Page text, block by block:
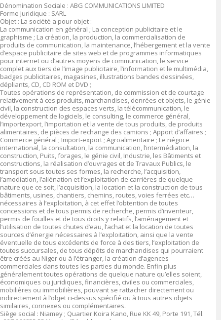
Dénomination Sociale : ABG COMMUNICATIONS LIMITED
Forme Juridique : SARL
Objet : La société a pour objet :
La communication en général ; La conception publicitaire et le
graphisme ; La création, la production, la commercialisation de
produits de communication, la maintenance, l’hébergement et la vente
d’espace publicitaire de sites web et de programmes informatiques
pour internet ou d’autres moyens de communication, le service
complet aux tiers de l’image publicitaire, l’information et le multimédia,
badges publicitaires, magasines, illustrations bandes dessinées,
dépliants, CD, CD ROM et DVD ;
Toutes opérations de représentation, de commission et de courtage
relativement à ces produits, marchandises, denrées et objets, le génie
civil, la construction des espaces verts, la télécommunication, le
développement de logiciels, le consulting, le commerce général,
l’importexport, l’importation et la vente de tous produits, de produits
alimentaires, de pièces de rechange des camions ; Apport d’affaires ;
Commerce général ; Import-export ; Agroalimentaire ; Le négoce
international, la consultation, la communication, l’intermédiation, la
construction, Puits, forages, le génie civil, Industrie, les Bâtiments et
constructions, la réalisation d’ouvrages et de Travaux Publics, le
transport sous toutes ses formes, la recherche, l’acquisition,
l’amodiation, l’aliénation et l’exploitation de carrières de quelque
nature que ce soit, l’acquisition, la location et la construction de tous
bâtiments, usines, chantiers, chemins, routes, voies ferrées etc…
nécessaires à l’exploitation, à cet effet l’obtention de toutes
concessions et de tous permis de recherche, permis d’inventeur,
permis de fouilles et de tous droits y relatifs, l’aménagement et
l’utilisation de toutes chutes d’eau, l’achat et la location de toutes
sources d’énergie nécessaires à l’exploitation, ainsi que la vente
éventuelle de tous excédents de force à des tiers, l’exploitation de
toutes succursales, de tous dépôts de marchandises qui pourraient
être créés au Niger ou à l’étranger, la création d’agences
commerciales dans toutes les parties du monde. Enfin plus
généralement toutes opérations de quelque nature qu’elles soient,
économiques ou juridiques, financières, civiles ou commerciales,
mobilières ou immobilières, pouvant se rattacher directement ou
indirectement à l’objet ci-dessus spécifié ou à tous autres objets
similaires, connexes ou complémentaires.
Siège social : Niamey ; Quartier Koira Kano, Rue KK 49, Porte 191, Tél.